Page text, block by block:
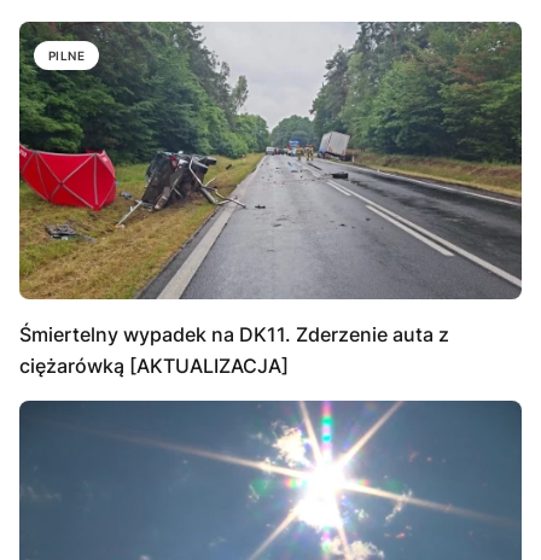
PILNE
Śmiertelny wypadek na DK11. Zderzenie auta z
ciężarówką [AKTUALIZACJA]